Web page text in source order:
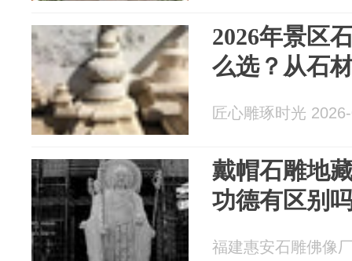
2026年景区
么选？从石
匠心雕琢时光
戴帽石雕地
功德有区别
福建惠安石雕佛像